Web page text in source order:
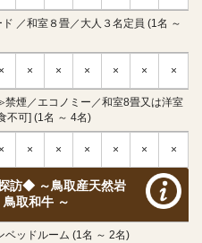
／和室８畳／大人３名定員 (1名 ～
× × × × × × ×
煙／エコノミー／和室8畳又は洋室
不可] (1名 ～ 4名)
× × × × × × ×
訪◆ ～鳥取産天然岩
取和牛 ～
ッドルーム (1名 ～ 2名)